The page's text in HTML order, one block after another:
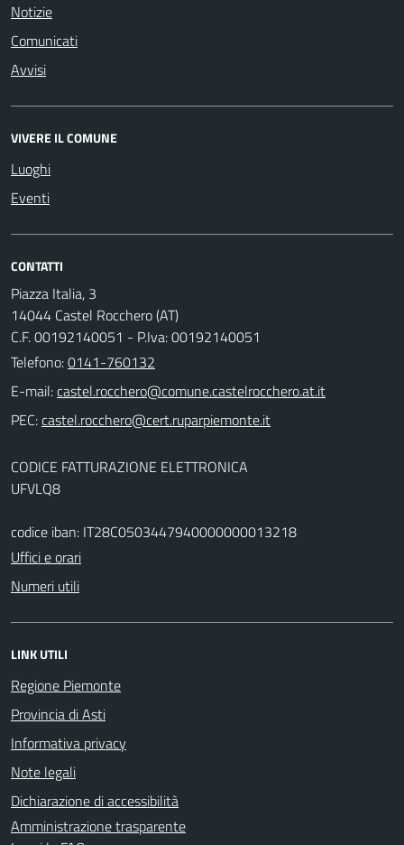
Notizie
Comunicati
Avvisi
VIVERE IL COMUNE
Luoghi
Eventi
CONTATTI
Piazza Italia, 3
14044 Castel Rocchero (AT)
C.F. 00192140051 - P.Iva: 00192140051
Telefono:0141-760132
E-mail:
PEC:
CODICE FATTURAZIONE ELETTRONICA
UFVLQ8
codice iban: IT28C0503447940000000013218
Uffici e orari
Numeri utili
LINK UTILI
Regione Piemonte
Provincia di Asti
Informativa privacy
Note legali
Dichiarazione di accessibilità
Amministrazione trasparente